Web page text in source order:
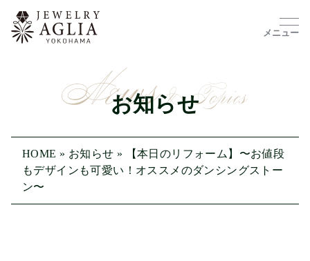
メニュー
お知らせ
HOME » お知らせ »
【本日のリフォーム】〜お値段
もデザインも可愛い！オススメのダンシングストー
ン〜